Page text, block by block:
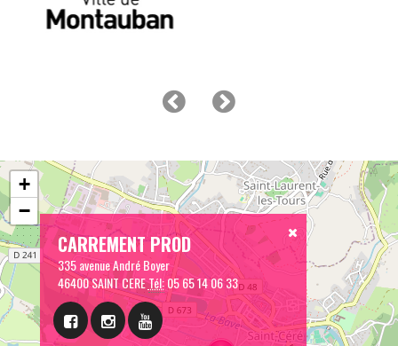
CARREMENT PROD
335 avenue André Boyer
46400 SAINT CERETél:05 65 14 06 33
+
−